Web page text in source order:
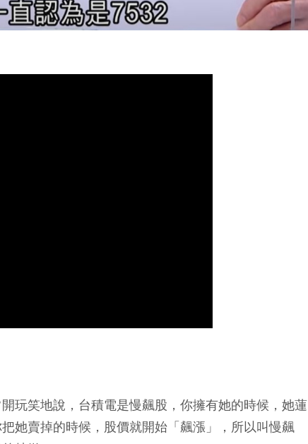
玩笑地說，台積電是慢飆股，你擁有她的時候，她蓮
她賣掉的時候，股價就開始「飆漲」，所以叫慢飆